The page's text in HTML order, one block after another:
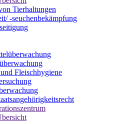
Tierhaltungen
-seuchenbekämpfung
Fleischhygiene